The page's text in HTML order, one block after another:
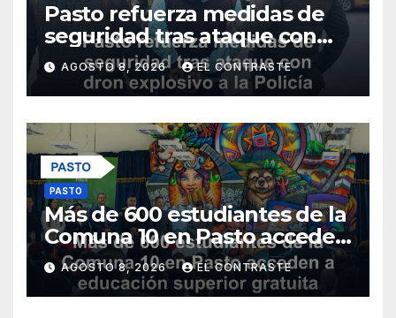
Pasto refuerza medidas de
seguridad tras ataque con
dron explosivo a la Policía
Metropolitana
AGOSTO 8, 2026 EL CONTRASTE
PASTO
Más de 600 estudiantes de la
Comuna 10 en Pasto acceden
a educación superior gratuita
con nuevos programas
AGOSTO 8, 2026 EL CONTRASTE